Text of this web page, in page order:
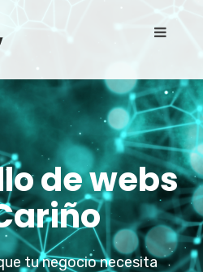
de webs
tu negocio necesita